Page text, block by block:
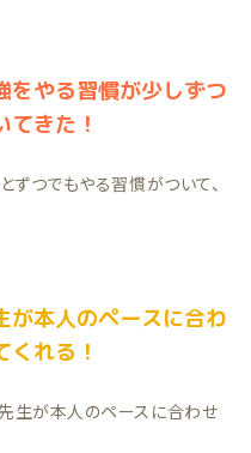
をやる習慣が少しずつ
てきた！
ずつでもやる習慣がついて、
が本人のペースに合わ
くれる！
生が本人のペースに合わせ